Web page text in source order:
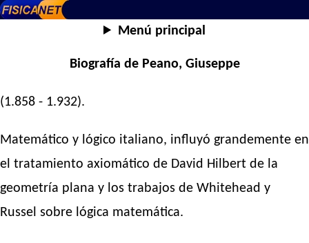
Menú principal
Biografía de Peano, Giuseppe
(1.858 - 1.932).
Matemático y lógico italiano, influyó grandemente en
el tratamiento axiomático de David Hilbert de la
geometría plana y los trabajos de Whitehead y
Russel sobre lógica matemática.